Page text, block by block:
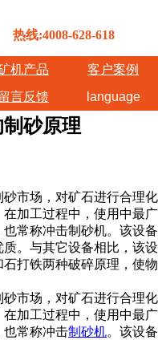
热线:4008-628-618
机产品
客户案例
言反馈 language
砂原理
市场，对矿石进行合理化
加工过程中，使用中最广
常称冲击制砂机。该设备
。与其它设备相比，该设
打铁两种破碎原理，使物
砂市场，对矿石进行合理化
加工过程中，使用中最广
也常称冲击制砂机。该设备